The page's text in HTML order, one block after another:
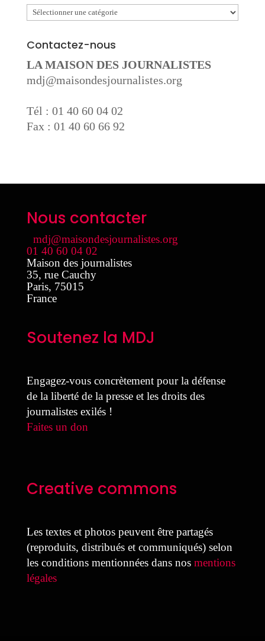
Catégories
Contactez-nous
LA MAISON DES JOURNALISTES
mdj@maisondesjournalistes.org
Tél : 01 40 60 04 02
Fax : 01 40 60 66 92
Nous contacter
mdj@maisondesjournalistes.org
01 40 60 04 02
Maison des journalistes
35, rue Cauchy
Paris, 75015
France
Soutenez la MDJ
Engagez-vous concrètement pour la défense
de la liberté de la presse et les droits des
journalistes exilés !
Faites un don
Creative commons
Les textes et photos peuvent être partagés
(reproduits, distribués et communiqués) selon
les conditions mentionnées dans nos mentions
légales